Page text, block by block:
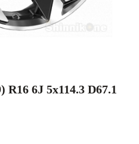
6J 5x114.3 D67.1